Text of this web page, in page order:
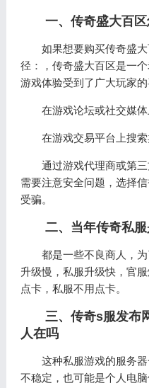
一、传奇盛大百
如果想要购买传奇盛
径：，传奇盛大百区是一
游戏体验受到了广大玩家的
在游戏论坛或社交媒
在游戏交易平台上搜索
通过游戏代理商或第
需要注意安全问题，选择
受骗。
二、当年传奇私
都是一些不良商人，
升级慢，私服升级快，官
点卡，私服不用点卡。
三、传奇s服发布
人在吗
这种私服游戏的服务
不稳定，也可能是个人电